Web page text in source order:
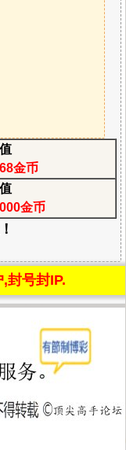
金币
金币
封号封IP.